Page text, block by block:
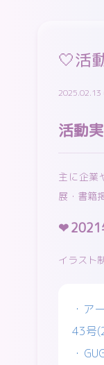
X（twitter
🤍活
2025.02.13
活動
主に企業
展・書籍
2021
イラスト
・ア
43号
・